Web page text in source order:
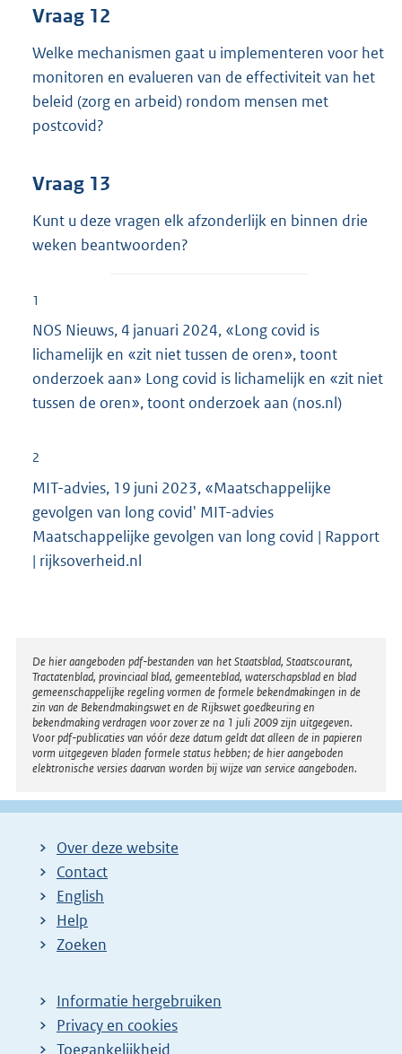
Vraag 12
Welke mechanismen gaat u implementeren voor het
monitoren en evalueren van de effectiviteit van het
beleid (zorg en arbeid) rondom mensen met
postcovid?
Vraag 13
Kunt u deze vragen elk afzonderlijk en binnen drie
weken beantwoorden?
1
NOS Nieuws, 4 januari 2024, «Long covid is
lichamelijk en «zit niet tussen de oren», toont
onderzoek aan» Long covid is lichamelijk en «zit niet
tussen de oren», toont onderzoek aan (nos.nl)
2
MIT-advies, 19 juni 2023, «Maatschappelijke
gevolgen van long covid' MIT-advies
Maatschappelijke gevolgen van long covid | Rapport
| rijksoverheid.nl
Disclaimer
De hier aangeboden pdf-bestanden van het Staatsblad, Staatscourant,
Tractatenblad, provinciaal blad, gemeenteblad, waterschapsblad en blad
gemeenschappelijke regeling vormen de formele bekendmakingen in de
zin van de Bekendmakingswet en de Rijkswet goedkeuring en
bekendmaking verdragen voor zover ze na 1 juli 2009 zijn uitgegeven.
Voor pdf-publicaties van vóór deze datum geldt dat alleen de in papieren
vorm uitgegeven bladen formele status hebben; de hier aangeboden
elektronische versies daarvan worden bij wijze van service aangeboden.
Over deze website
Contact
English
Help
Zoeken
Informatie hergebruiken
Privacy en cookies
Toegankelijkheid